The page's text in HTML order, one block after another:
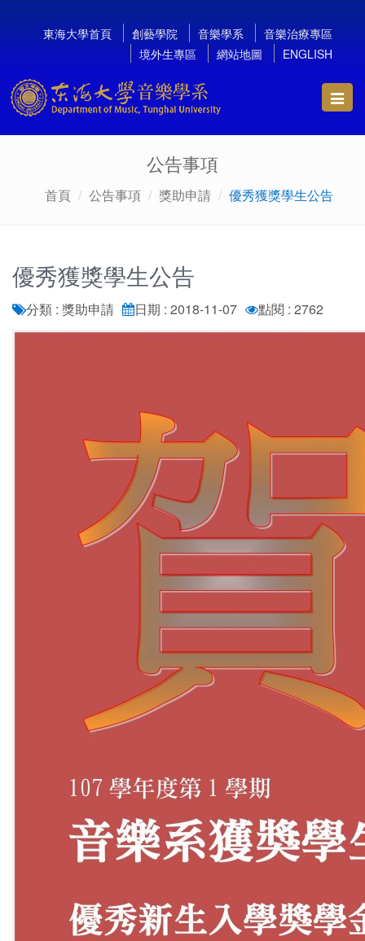
東海大學首頁 創藝學院 音樂學系
音樂治療專區
境外生專區
網站地圖 ENGLISH
公告事項
首頁 公告事項 獎助申請 優秀獲獎學生公告
優秀獲獎學生公告
分類 : 獎助申請 日期 : 2018-11-07 點閱 : 2762